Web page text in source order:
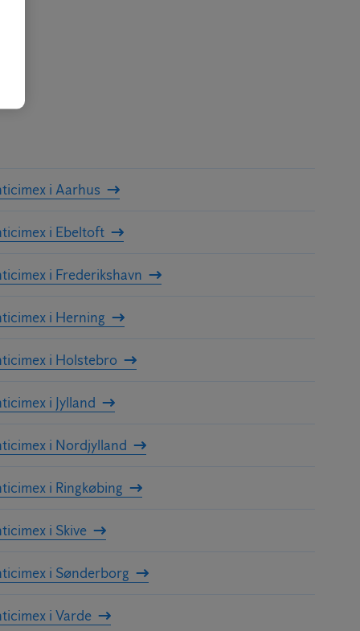
i Aarhus
i Ebeltoft
i Frederikshavn
i Herning
i Holstebro
i Jylland
i Nordjylland
i Ringkøbing
i Skive
i Sønderborg
i Varde